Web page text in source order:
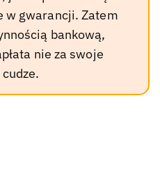
w gwarancji. Zatem
bankową,
nie za swoje